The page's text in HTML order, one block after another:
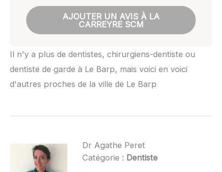
AJOUTER UN AVIS À LA
CARREYRE SCM
Il n'y a plus de dentistes, chirurgiens-dentiste ou
dentiste de garde à Le Barp, mais voici en voici
d'autres proches de la ville de Le Barp
Dr Agathe Peret
Catégorie : Dentiste